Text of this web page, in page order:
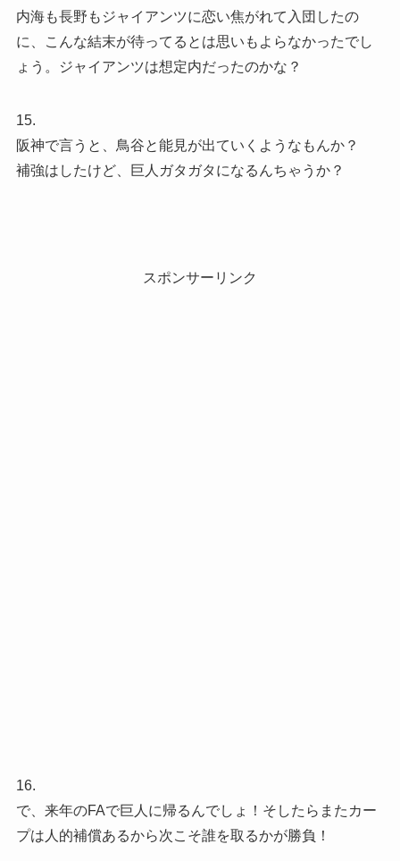
内海も長野もジャイアンツに恋い焦がれて入団したの
に、こんな結末が待ってるとは思いもよらなかったでし
ょう。ジャイアンツは想定内だったのかな？
15.
阪神で言うと、鳥谷と能見が出ていくようなもんか？
補強はしたけど、巨人ガタガタになるんちゃうか？
スポンサーリンク
16.
で、来年のFAで巨人に帰るんでしょ！そしたらまたカー
プは人的補償あるから次こそ誰を取るかが勝負！